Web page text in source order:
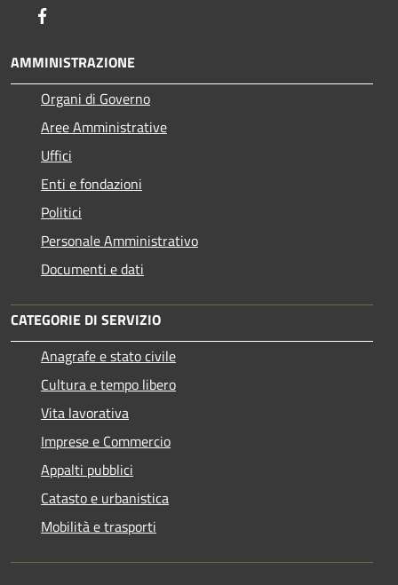
AMMINISTRAZIONE
Organi di Governo
Aree Amministrative
Uffici
Enti e fondazioni
Politici
Personale Amministrativo
Documenti e dati
CATEGORIE DI SERVIZIO
Anagrafe e stato civile
Cultura e tempo libero
Vita lavorativa
Imprese e Commercio
Appalti pubblici
Catasto e urbanistica
Mobilità e trasporti